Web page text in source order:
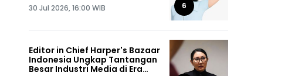
30 Jul 2026, 16:00 WIB 6
Editor in Chief Harper's Bazaar
Indonesia Ungkap Tantangan
Besar Industri Media di Era